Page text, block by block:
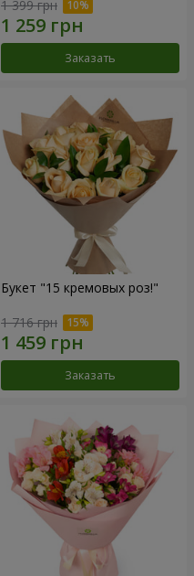
1 399 грн
Заказать
Букет "15 кремовых роз!"
1 716 грн
Заказать